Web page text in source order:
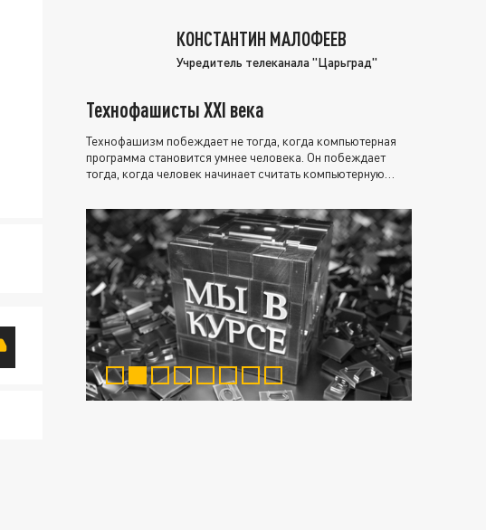
КОНСТАНТИН МАЛОФЕЕВ
Учредитель телеканала "Царьград"
Технофашисты XXI века
Технофашизм побеждает не тогда, когда компьютерная
программа становится умнее человека. Он побеждает
тогда, когда человек начинает считать компьютерную